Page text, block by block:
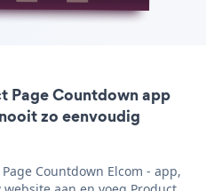
Page Countdown app
zo eenvoudig
Countdown Elcom - app,